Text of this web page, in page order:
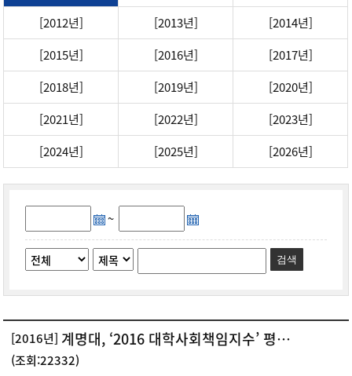
[2012년]
[2013년]
[2014년]
[2015년]
[2016년]
[2017년]
[2018년]
[2019년]
[2020년]
[2021년]
[2022년]
[2023년]
[2024년]
[2025년] [2026년]
~
검색
[2016년] 계명대, ‘2016 대학사회책임지수’ 평가에서 전국 5위
(조회:22332)